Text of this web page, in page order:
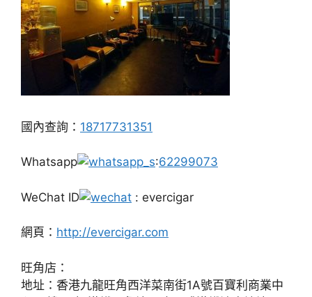
國內查詢： 18717731351
Whatsapp :62299073
WeChat ID : evercigar
網頁： http://evercigar.com
旺角店：
地址：香港九龍旺角西洋菜南街1A號百寶利商業中